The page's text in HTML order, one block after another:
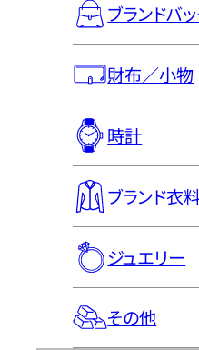
ブランドバ
財布／小物
時計
ブランド衣
ジュエリー
その他